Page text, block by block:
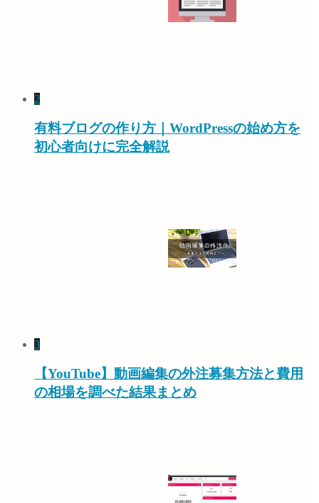
2
有料ブログの作り方｜WordPressの始め方を
初心者向けに完全解説
3
【YouTube】動画編集の外注募集方法と費用
の相場を調べた結果まとめ